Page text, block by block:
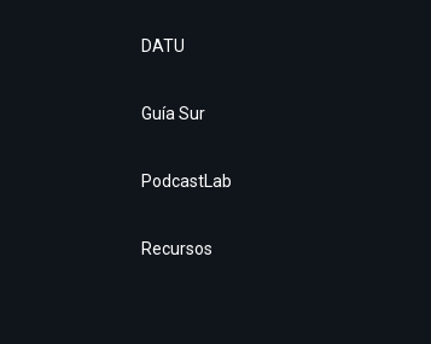
DATU
Guía Sur
PodcastLab
Recursos